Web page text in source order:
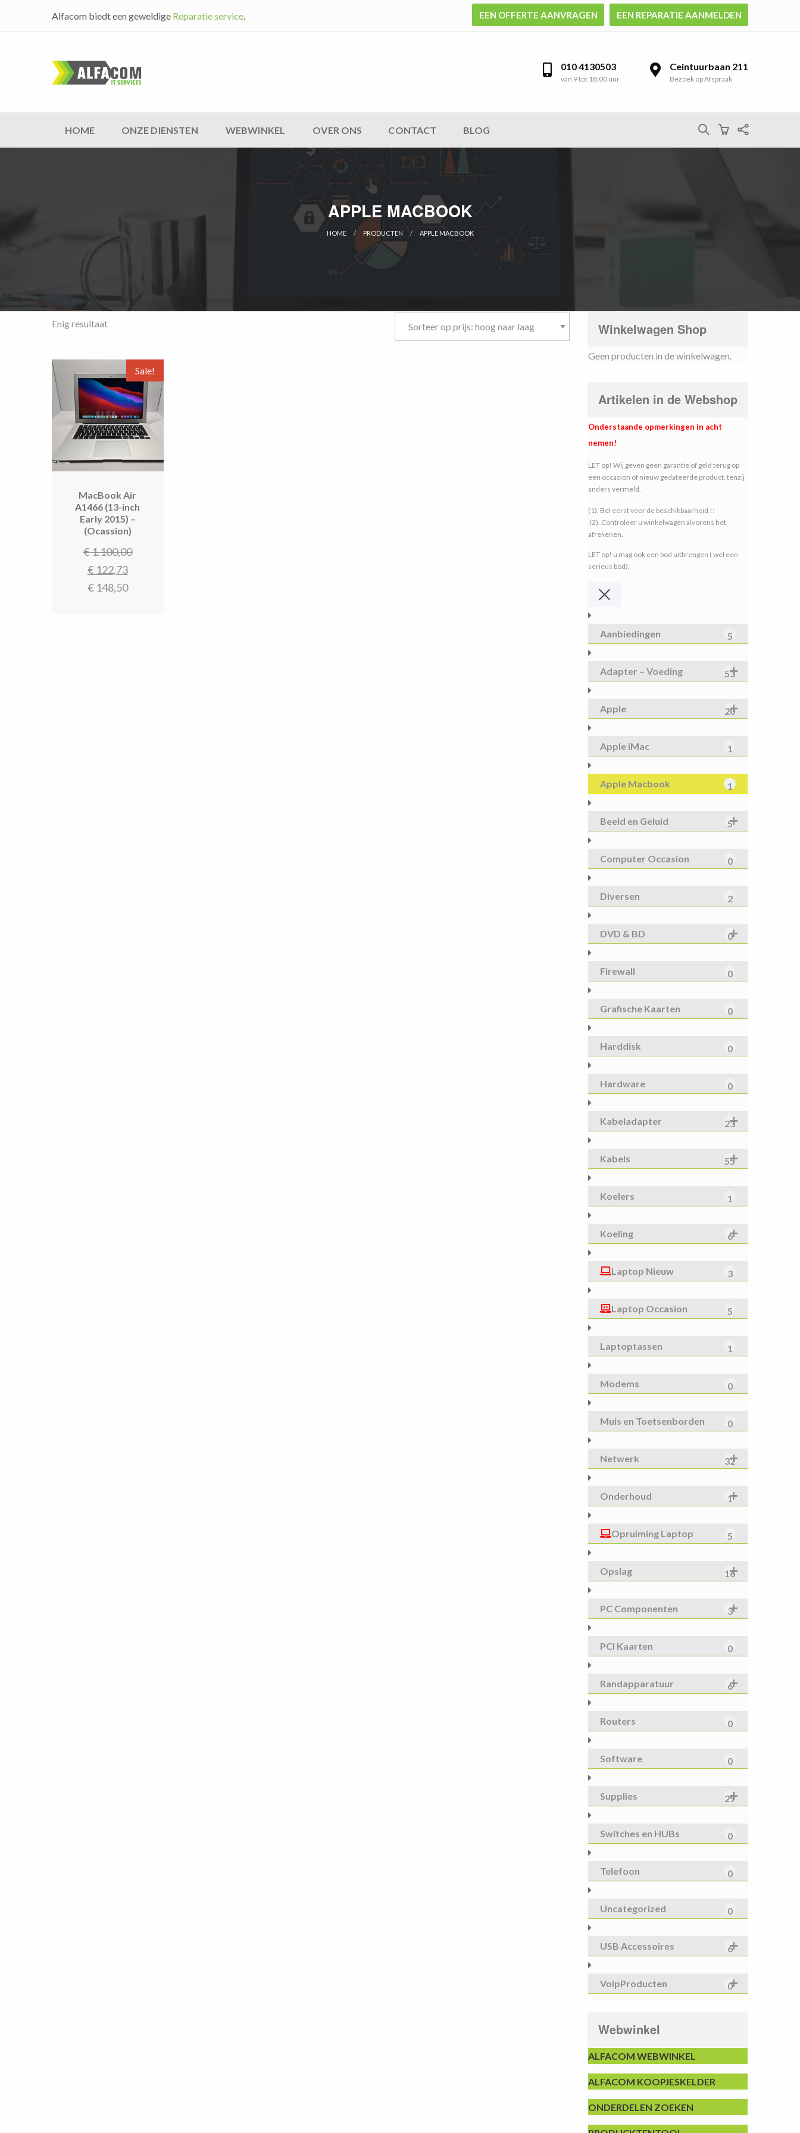
Alfacom biedt een geweldige Reparatie service. EEN OFFERTE AANVRAGEN EEN REPARATIE AANMELDEN
010 4130503
van 9 tot 18:00 uur
Ceintuurbaan 211
Bezoek op Afspraak
HOME ONZE DIENSTEN WEBWINKEL OVER ONS CONTACT BLOG
APPLE MACBOOK
HOME PRODUCTEN CURRENT:
APPLE MACBOOK
Enig resultaat
Sale!
MacBook Air
A1466 (13-inch
Early 2015) –
(Ocassion)
€1.100,00
€122,73
€148,50
Winkelwagen Shop
Geen producten in de winkelwagen.
Artikelen in de Webshop
Onderstaande opmerkingen in acht
nemen!
LET op! Wij geven geen garantie of geld terug op
een occasion of nieuw gedateerde product, tenzij
anders vermeld.
(1). Bel eerst voor de beschikbaarheid !!
(2). Controleer u winkelwagen alvorens het
afrekenen.
LET op! u mag ook een bod uitbrengen ( wel een
serieus bod).
Aanbiedingen 5
Adapter – Voeding 53
Apple 20
Apple iMac 1
Apple Macbook 1
Beeld en Geluid 5
Computer Occasion 0
Diversen 2
DVD & BD 0
Firewall 0
Grafische Kaarten 0
Harddisk 0
Hardware 0
Kabeladapter 23
Kabels 55
Koelers 1
Koeling 6
Laptop Nieuw 3
Laptop Occasion 5
Laptoptassen 1
Modems 0
Muis en Toetsenborden 0
Netwerk 32
Onderhoud 1
Opruiming Laptop 5
Opslag 16
PC Componenten 3
PCI Kaarten 0
Randapparatuur 6
Routers 0
Software 0
Supplies 29
Switches en HUBs 0
Telefoon 0
Uncategorized 0
USB Accessoires 6
VoipProducten 0
Webwinkel
ALFACOM WEBWINKEL
ALFACOM KOOPJESKELDER
ONDERDELEN ZOEKEN